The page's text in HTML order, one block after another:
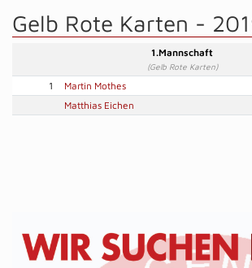
Gelb Rote Karten -
1.Mannschaft
(Gelb Rote Karten)
1 Martin Mothes
Matthias Eichen